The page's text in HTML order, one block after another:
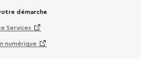
démarche
Services
numérique